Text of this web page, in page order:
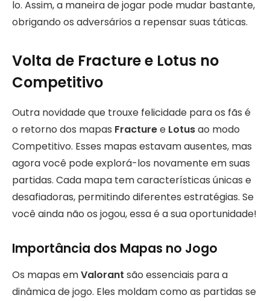
lo. Assim, a maneira de jogar pode mudar bastante,
obrigando os adversários a repensar suas táticas.
Volta de Fracture e Lotus no
Competitivo
Outra novidade que trouxe felicidade para os fãs é
o retorno dos mapas Fracturee Lotusao modo
Competitivo. Esses mapas estavam ausentes, mas
agora você pode explorá-los novamente em suas
partidas. Cada mapa tem características únicas e
desafiadoras, permitindo diferentes estratégias. Se
você ainda não os jogou, essa é a sua oportunidade!
Importância dos Mapas no Jogo
Os mapas emValorant são essenciais para a
dinâmica de jogo. Eles moldam como as partidas se